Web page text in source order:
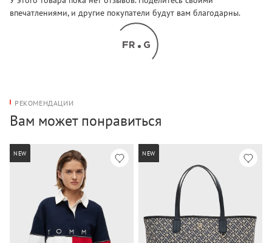
впечатлениями, и другие покупатели будут вам благодарны.
РЕКОМЕНДАЦИИ
Вам может понравиться
NEW NEW